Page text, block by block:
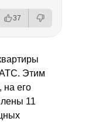
37
Этим
на его
11